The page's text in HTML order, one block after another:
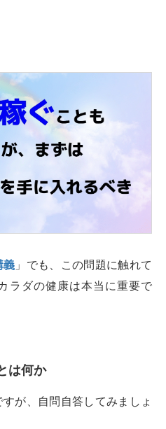
義 」でも、この問題に触れて
ラダの健康は本当に重要で
は何か
が、自問自答してみましょ